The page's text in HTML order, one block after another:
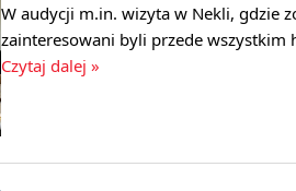
W audycji m.in. wizyta w Nekli, gdzie
zainteresowani byli przede wszystkim
Czytaj dalej »